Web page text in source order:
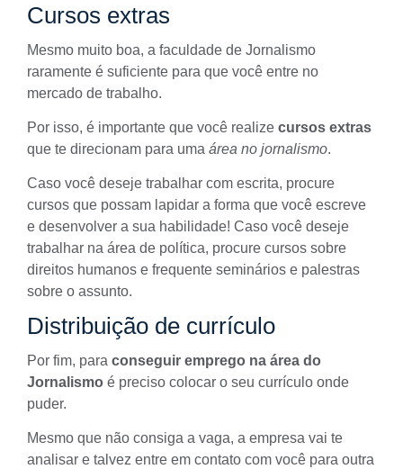
Cursos extras
Mesmo muito boa, a faculdade de Jornalismo
raramente é suficiente para que você entre no
mercado de trabalho.
Por isso, é importante que você realize cursos extras
que te direcionam para uma área no jornalismo.
Caso você deseje trabalhar com escrita, procure
cursos que possam lapidar a forma que você escreve
e desenvolver a sua habilidade! Caso você deseje
trabalhar na área de política, procure cursos sobre
direitos humanos e frequente seminários e palestras
sobre o assunto.
Distribuição de currículo
Por fim, para conseguir emprego na área do
Jornalismo é preciso colocar o seu currículo onde
puder.
Mesmo que não consiga a vaga, a empresa vai te
analisar e talvez entre em contato com você para outra